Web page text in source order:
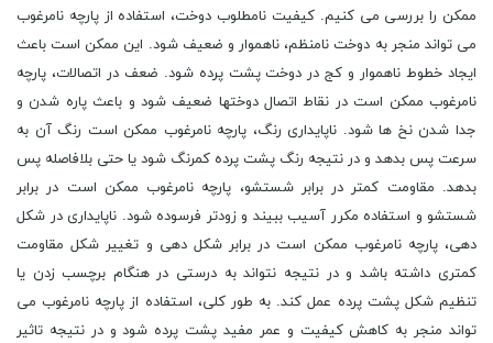
ممکن را بررسی می کنیم. کیفیت نامطلوب دوخت، استفاده از پارچه نامرغوب
می تواند منجر به دوخت نامنظم، ناهموار و ضعیف شود. این ممکن است باعث
ایجاد خطوط ناهموار و کج در دوخت پشت پرده شود. ضعف در اتصالات، پارچه
نامرغوب ممکن است در نقاط اتصال دوختها ضعیف شود و باعث پاره شدن و
جدا شدن نخ ها شود. ناپایداری رنگ، پارچه نامرغوب ممکن است رنگ آن به
سرعت پس بدهد و در نتیجه رنگ پشت پرده کمرنگ شود یا حتی بلافاصله پس
بدهد. مقاومت کمتر در برابر شستشو، پارچه نامرغوب ممکن است در برابر
شستشو و استفاده مکرر آسیب ببیند و زودتر فرسوده شود. ناپایداری در شکل
دهی، پارچه نامرغوب ممکن است در برابر شکل دهی و تغییر شکل مقاومت
کمتری داشته باشد و در نتیجه نتواند به درستی در هنگام برچسب زدن یا
تنظیم شکل پشت پرده عمل کند. به طور کلی، استفاده از پارچه نامرغوب می
تواند منجر به کاهش کیفیت و عمر مفید پشت پرده شود و در نتیجه تاثیر